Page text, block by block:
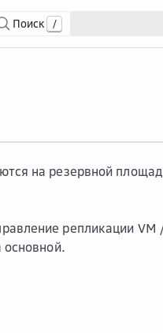
Поиск /
на резервной
репликации VM
основной.